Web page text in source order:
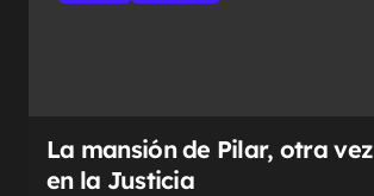
La mansión de Pilar, otra vez
en la Justicia